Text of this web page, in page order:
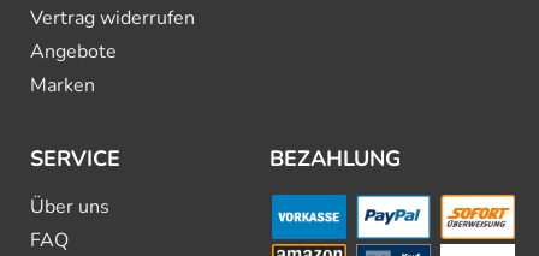
Vertrag widerrufen
Angebote
Marken
SERVICE
Über uns
FAQ
BEZAHLUNG